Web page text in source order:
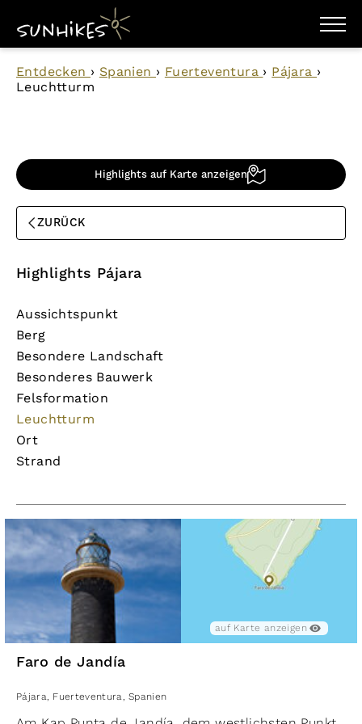
WANDERZIELE
WANDERUNGEN
ENTDECKEN
Entdecken › Spanien › Fuerteventura › Pájara ›
Leuchtturm
Highlights auf Karte anzeigen
ZURÜCK
Highlights Pájara
Aussichtspunkt
Berg
Besondere Landschaft
Besonderes Bauwerk
Felsformation
Leuchtturm
Ort
Strand
auf Karte anzeigen
Faro de Jandía
Pájara, Fuerteventura, Spanien